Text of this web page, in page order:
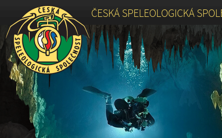
ČESKÁ SPELEOLOGICKÁ